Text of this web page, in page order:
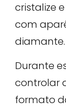
cristalize
com
diamante.
Durante
controlar
formato